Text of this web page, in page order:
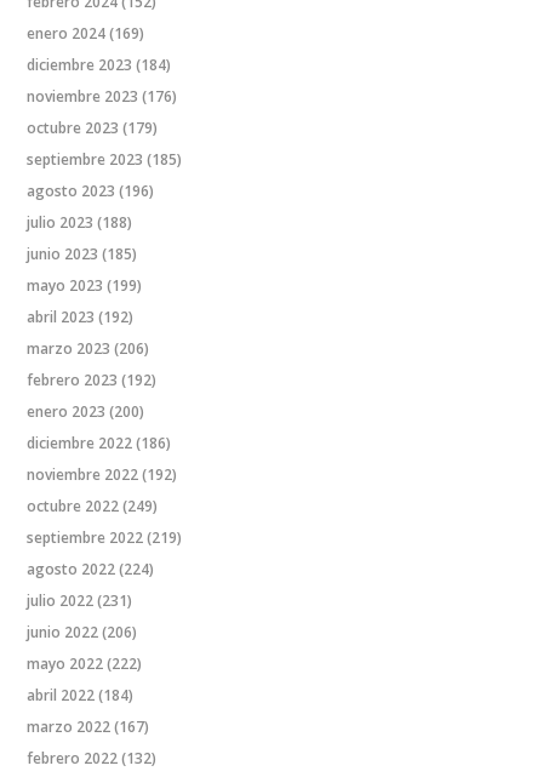
enero 2024(169)
diciembre 2023 (184)
noviembre 2023 (176)
octubre 2023 (179)
septiembre 2023 (185)
agosto 2023 (196)
julio 2023 (188)
junio 2023 (185)
mayo 2023 (199)
abril 2023 (192)
marzo 2023 (206)
febrero 2023 (192)
enero 2023 (200)
diciembre 2022(186)
noviembre 2022(192)
octubre 2022(249)
septiembre 2022(219)
agosto 2022(224)
julio 2022(231)
junio 2022(206)
mayo 2022(222)
abril 2022(184)
marzo 2022(167)
febrero 2022(132)